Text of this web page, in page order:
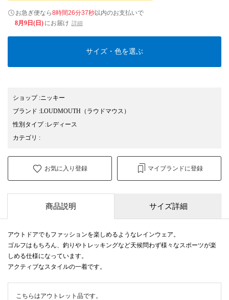
お急ぎ便なら8時間26分36秒以内のお支払いで
8月9日(日) にお届け 詳細
サイズ・色を選ぶ
ショップ:ニッキー
ブランド :LOUDMOUTH （ラウドマウス）
性別タイプ:レディース
カテゴリ :
お気に入り登録 マイブランドに登録
商品説明 サイズ詳細
アウトドアでもファッションを楽しめるようなレインウェア。
ゴルフはもちろん、釣りやトレッキングなど天候問わず様々なスポーツが楽
しめる仕様になっています。
アクティブなスタイルの一着です。
こちらはアウトレット品です。